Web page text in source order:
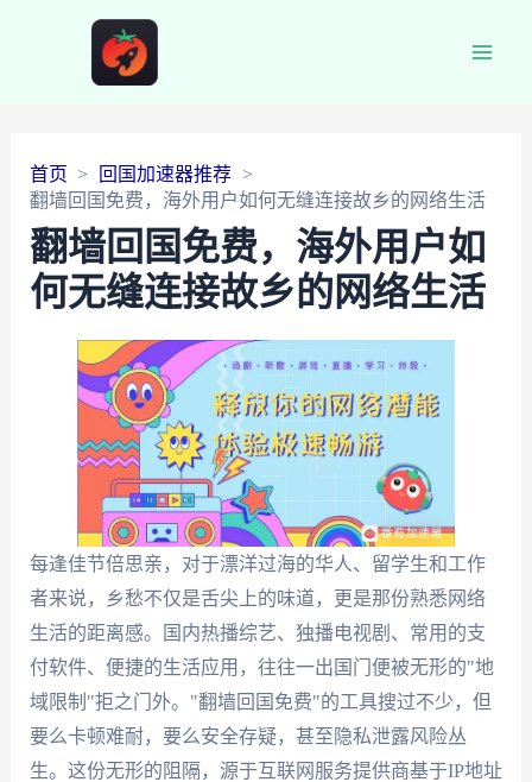
首页
回国加速器推荐
翻墙回国免费，海外用户如何无缝连接故乡的网络生活
翻墙回国免费，海外用户如
何无缝连接故乡的网络生活
每逢佳节倍思亲，对于漂洋过海的华人、留学生和工作
者来说，乡愁不仅是舌尖上的味道，更是那份熟悉网络
生活的距离感。国内热播综艺、独播电视剧、常用的支
付软件、便捷的生活应用，往往一出国门便被无形的"地
域限制"拒之门外。"翻墙回国免费"的工具搜过不少，但
要么卡顿难耐，要么安全存疑，甚至隐私泄露风险丛
生。这份无形的阻隔，源于互联网服务提供商基于IP地址